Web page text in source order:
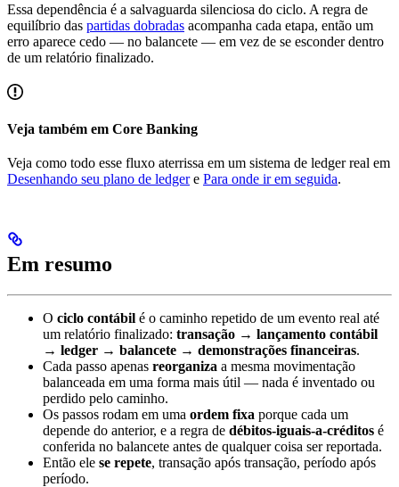
Essa dependência é a salvaguarda silenciosa do ciclo. A regra de
equilíbrio das partidas dobradas acompanha cada etapa, então um
erro aparece cedo — no balancete — em vez de se esconder dentro
de um relatório finalizado.
Veja também em Core Banking
Veja como todo esse fluxo aterrissa em um sistema de ledger real em
Desenhando seu plano de ledgere Para onde ir em seguida.
Em resumo
O ciclo contábil é o caminho repetido de um evento real até
um relatório finalizado: transação → lançamento contábil
→ ledger → balancete → demonstrações financeiras.
Cada passo apenas reorganiza a mesma movimentação
balanceada em uma forma mais útil — nada é inventado ou
perdido pelo caminho.
Os passos rodam em uma ordem fixa porque cada um
depende do anterior, e a regra de débitos-iguais-a-créditos é
conferida no balancete antes de qualquer coisa ser reportada.
Então ele se repete, transação após transação, período após
período.